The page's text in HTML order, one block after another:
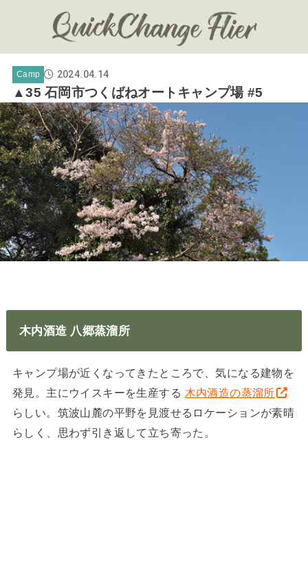
Camp 2024.04.14
▲35 石岡市つくばねオートキャンプ場 #5
木内酒造 八郷蒸溜所
キャンプ場が近くなってきたところで、気になる建物を
発見。主にウイスキーを生産する 木内酒造の蒸溜所
らしい。筑波山麓の平野を見渡せるロケーションが素晴
らしく、思わず引き返して立ち寄った。